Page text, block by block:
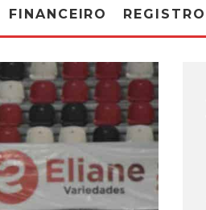
FINANCEIRO REGISTRO